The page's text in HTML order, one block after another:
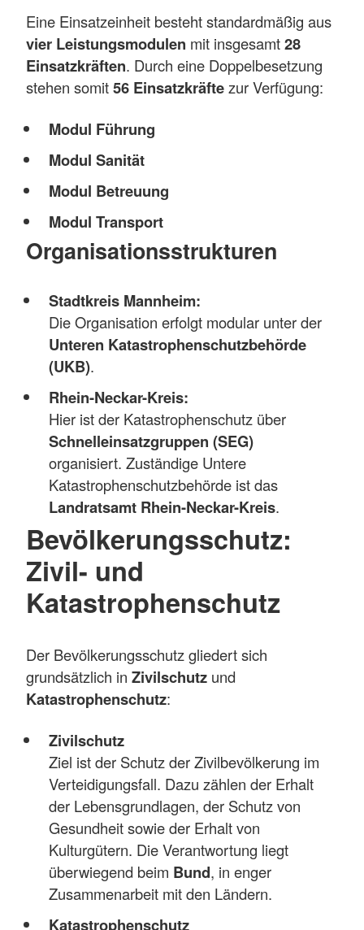
Eine Einsatzeinheit besteht standardmäßig aus
vier Leistungsmodulen mit insgesamt28
Einsatzkräften. Durch eine Doppelbesetzung
stehen somit56 Einsatzkräftezur Verfügung:
Modul Führung
Modul Sanität
Modul Betreuung
Modul Transport
Organisationsstrukturen
Stadtkreis Mannheim:
Die Organisation erfolgt modular unter der
Unteren Katastrophenschutzbehörde
(UKB).
Rhein-Neckar-Kreis:
Hier ist der Katastrophenschutz über
Schnelleinsatzgruppen (SEG)
organisiert. Zuständige Untere
Katastrophenschutzbehörde ist das
Landratsamt Rhein-Neckar-Kreis.
Bevölkerungsschutz:
Zivil- und
Katastrophenschutz
Der Bevölkerungsschutz gliedert sich
grundsätzlich in Zivilschutz und
Katastrophenschutz:
Zivilschutz
Ziel ist der Schutz der Zivilbevölkerung im
Verteidigungsfall. Dazu zählen der Erhalt
der Lebensgrundlagen, der Schutz von
Gesundheit sowie der Erhalt von
Kulturgütern. Die Verantwortung liegt
überwiegend beim Bund, in enger
Zusammenarbeit mit den Ländern.
Katastrophenschutz